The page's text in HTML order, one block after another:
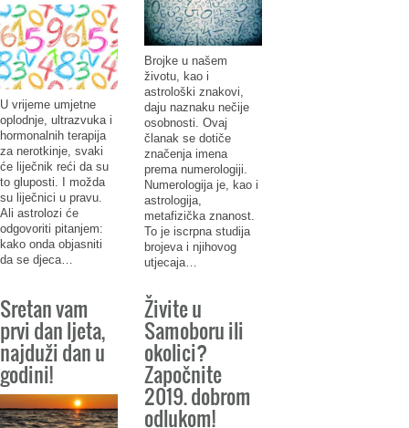
U vrijeme umjetne
oplodnje, ultrazvuka i
hormonalnih terapija
za nerotkinje, svaki
će liječnik reći da su
to gluposti. I možda
su liječnici u pravu.
Ali astrolozi će
odgovoriti pitanjem:
kako onda objasniti
da se djeca…
Brojke u našem
životu, kao i
astrološki znakovi,
daju naznaku nečije
osobnosti. Ovaj
članak se dotiče
značenja imena
prema numerologiji.
Numerologija je, kao i
astrologija,
metafizička znanost.
To je iscrpna studija
brojeva i njihovog
utjecaja…
Sretan vam
prvi dan ljeta,
najduži dan u
godini!
Živite u
Samoboru ili
okolici?
Započnite
2019. dobrom
odlukom!